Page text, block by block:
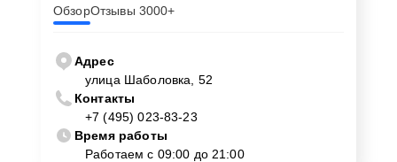
ОбзорОтзывы 3000+
Адрес
улица Шаболовка, 52
Контакты
+7 (495) 023-83-23
Время работы
Работаем с 09:00 до 21:00